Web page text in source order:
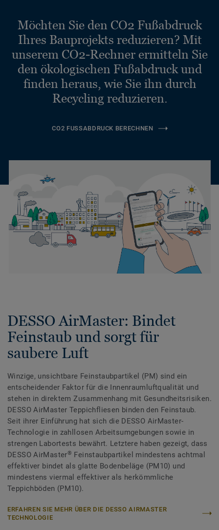
Möchten Sie den CO2 Fußabdruck
Ihres Bauprojekts reduzieren? Mit
unserem CO2-Rechner ermitteln Sie
den ökologischen Fußabdruck und
finden heraus, wie Sie ihn durch
Recycling reduzieren.
CO2 FUSSABDRUCK BERECHNEN
DESSO AirMaster: Bindet
Feinstaub und sorgt für
saubere Luft
Winzige, unsichtbare Feinstaubpartikel (PM) sind ein
entscheidender Faktor für die Innenraumluftqualität und
stehen in direktem Zusammenhang mit Gesundheitsrisiken.
DESSO AirMaster Teppichfliesen binden den Feinstaub.
Seit ihrer Einführung hat sich die DESSO AirMaster-
Technologie in zahllosen Arbeitsumgebungen sowie in
strengen Labortests bewährt. Letztere haben gezeigt, dass
DESSO AirMaster® Feinstaubpartikel mindestens achtmal
effektiver bindet als glatte Bodenbeläge (PM10) und
mindestens viermal effektiver als herkömmliche
Teppichböden (PM10).
ERFAHREN SIE MEHR ÜBER DIE DESSO AIRMASTER
TECHNOLOGIE